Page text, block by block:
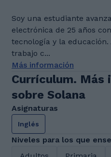
Soy una estudiante
electrónica de 25 años
tecnología y la
trabajo c...
Más información
Currículum. Más
sobre Solana
Asignaturas
Inglés
Niveles para los que